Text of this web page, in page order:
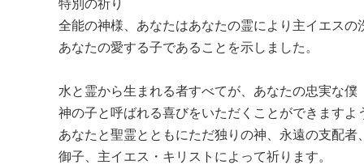
特別の祈り
全能の神様、あなたはあなたの霊により主イエスの
あなたの愛する子であることを示しました。
水と霊から生まれる者すべてが、あなたの忠実な僕
神の子と呼ばれる喜びをいただくことができますよ
あなたと聖霊とともにただ独りの神、永遠の支配者
御子、主イエス・キリストによって祈ります。